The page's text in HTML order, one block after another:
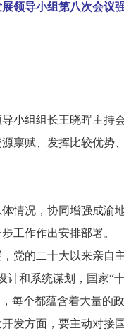
领导小组第八次会议
组组长王晓晖主持
禀赋、发挥比较优势
况，协同增强成渝
工作作出安排部署。
的二十大以来亲自
和系统谋划，国家“
每个都蕴含着大量的
发方面，要主动对接